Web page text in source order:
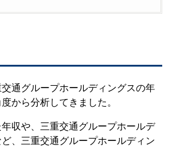
通グループホールディングスの年
から分析してきました。
収や、三重交通グループホールデ
、三重交通グループホールディン